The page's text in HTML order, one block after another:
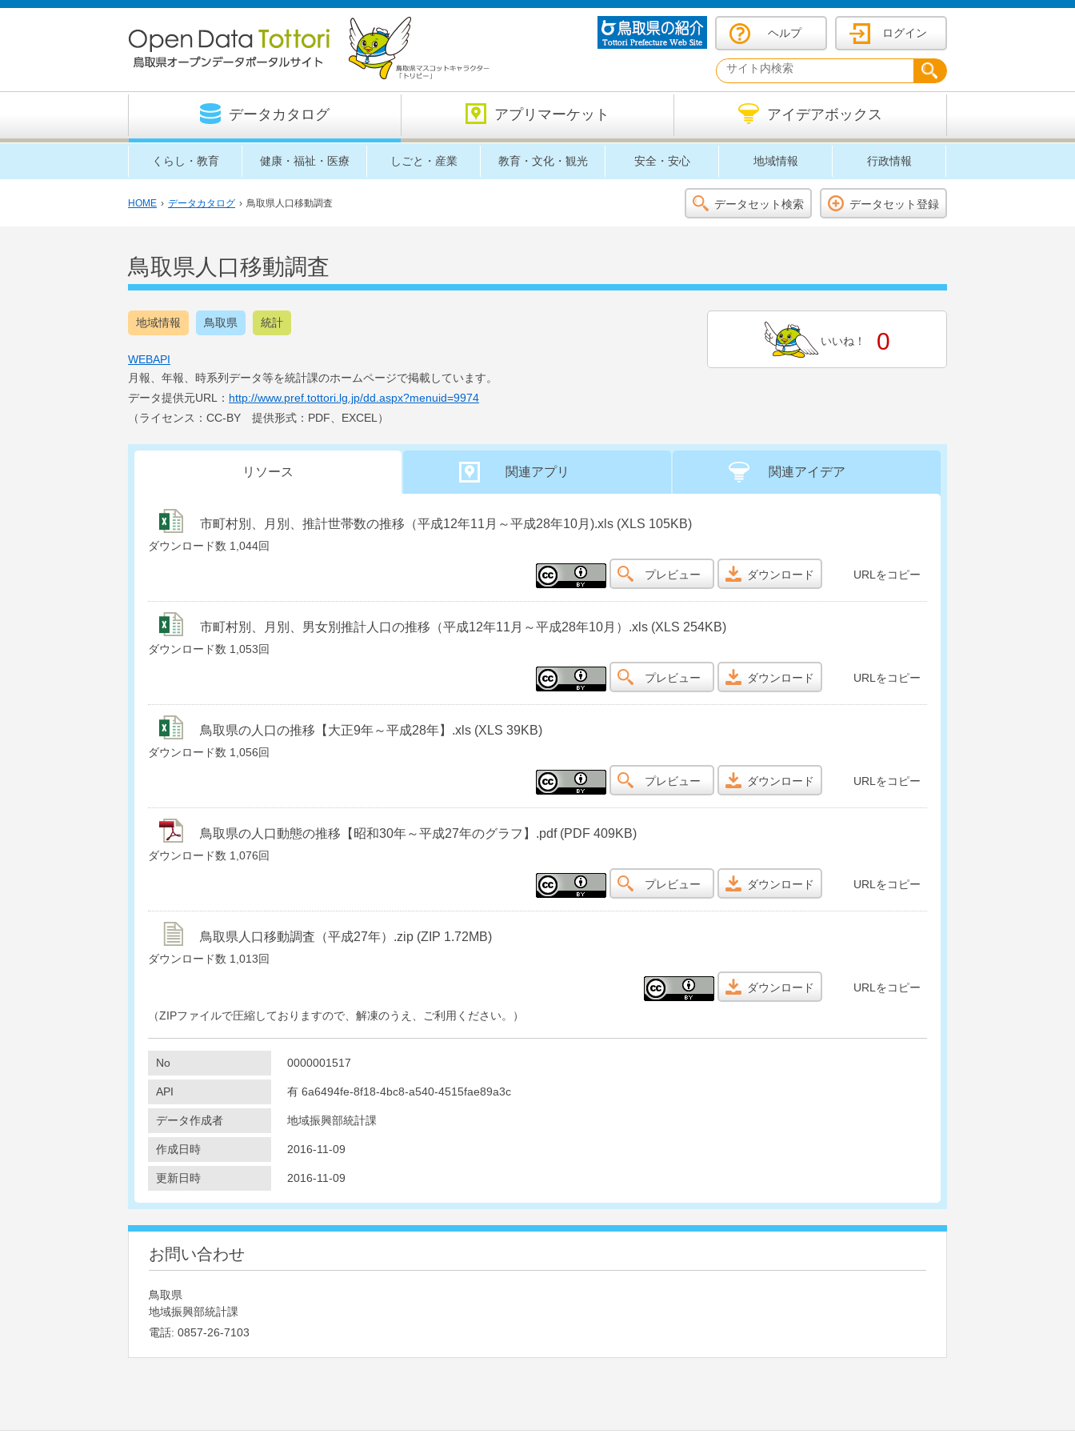
ヘルプ ログイン
データカタログ アプリマーケット アイデアボックス
くらし・教育 健康・福祉・医療 しごと・産業 教育・文化・観光 安全・安心 地域情報 行政情報
HOME › データカタログ › 鳥取県人口移動調査 データセット検索 データセット登録
鳥取県人口移動調査
いいね！ 0
地域情報 鳥取県 統計
WEBAPI
月報、年報、時系列データ等を統計課のホームページで掲載しています。
データ提供元URL： http://www.pref.tottori.lg.jp/dd.aspx?menuid=9974
（ライセンス：CC-BY 提供形式：PDF、EXCEL）
リソース 関連アプリ 関連アイデア
市町村別、月別、推計世帯数の推移（平成12年11月～平成28年10月).xls (XLS 105KB)
ダウンロード数 1,044回
プレビュー ダウンロード URLをコピー
市町村別、月別、男女別推計人口の推移（平成12年11月～平成28年10月）.xls (XLS 254KB)
ダウンロード数 1,053回
プレビュー ダウンロード URLをコピー
鳥取県の人口の推移【大正9年～平成28年】.xls (XLS 39KB)
ダウンロード数 1,056回
プレビュー ダウンロード URLをコピー
鳥取県の人口動態の推移【昭和30年～平成27年のグラフ】.pdf (PDF 409KB)
ダウンロード数 1,076回
プレビュー ダウンロード URLをコピー
鳥取県人口移動調査（平成27年）.zip (ZIP 1.72MB)
ダウンロード数 1,013回
ダウンロード URLをコピー
（ZIPファイルで圧縮しておりますので、解凍のうえ、ご利用ください。）
No 0000001517
API 有 6a6494fe-8f18-4bc8-a540-4515fae89a3c
データ作成者 地域振興部統計課
作成日時 2016-11-09
更新日時 2016-11-09
お問い合わせ
鳥取県
地域振興部統計課
電話: 0857-26-7103